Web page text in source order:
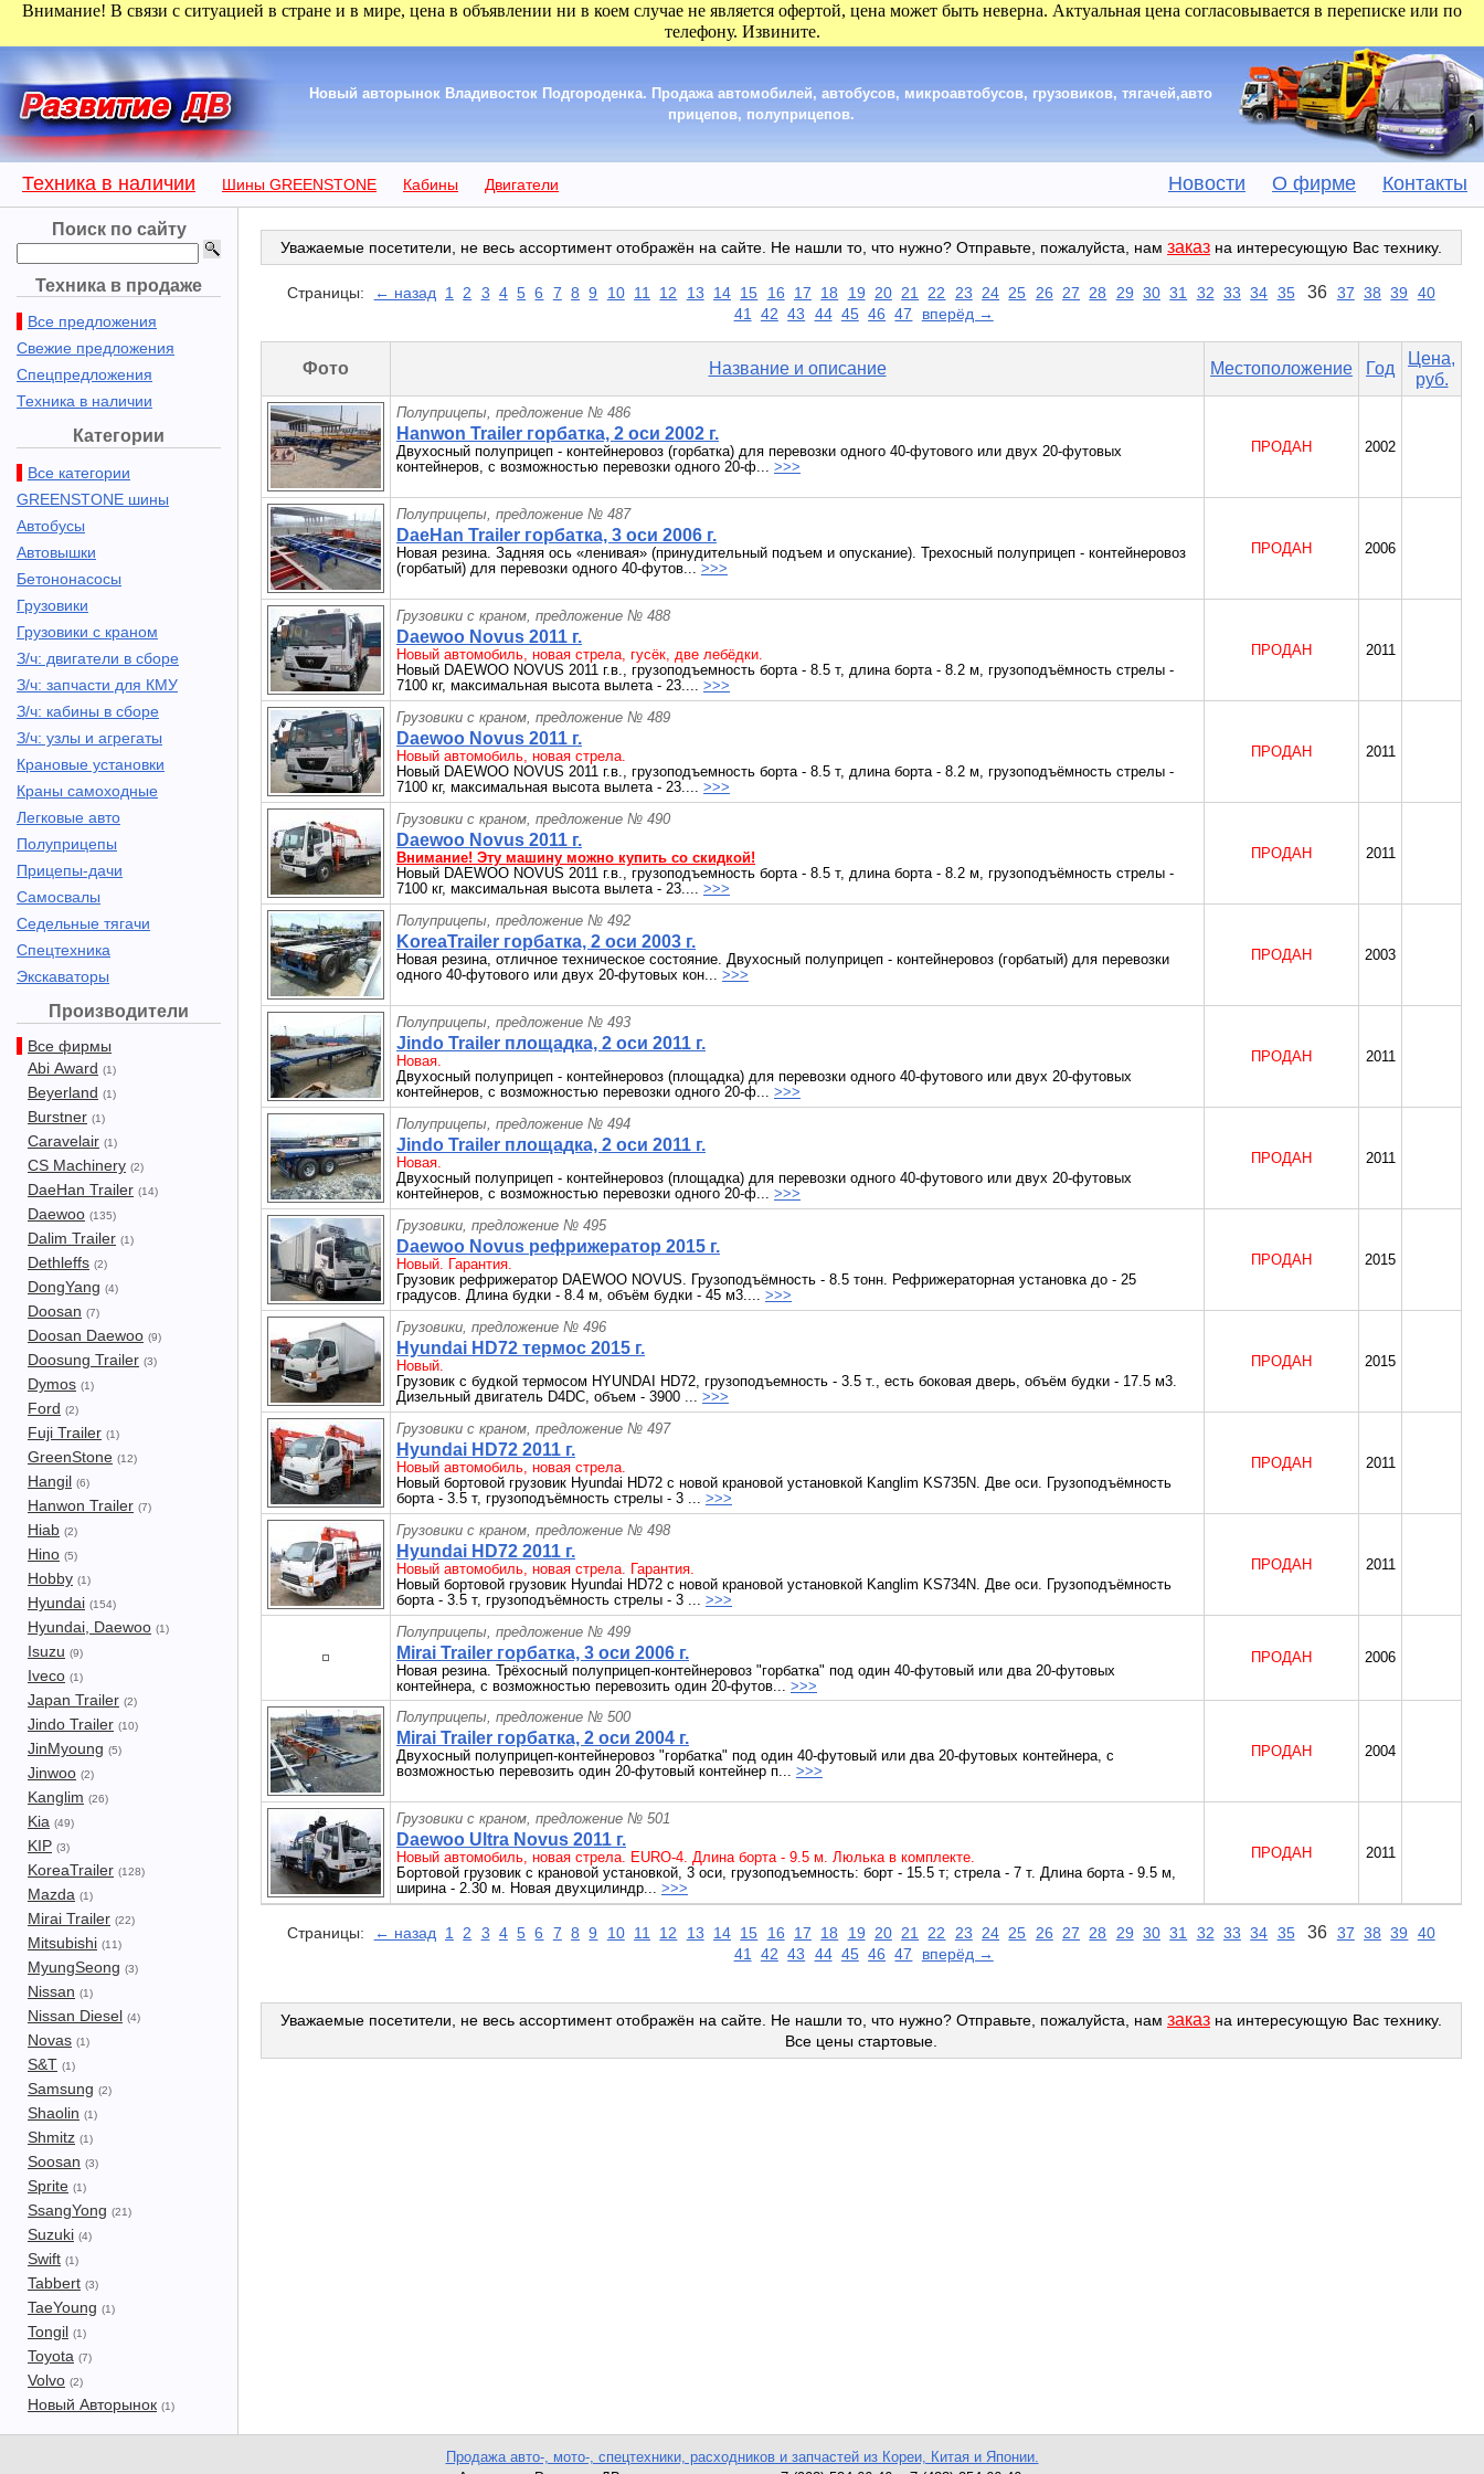
Внимание! В связи с ситуацией в стране и в мире, цена в объявлении ни в коем случае не является офертой, цена может быть неверна. Актуальная цена согласовывается в переписке или по
телефону. Извините.
Новый авторынок Владивосток Подгороденка. Продажа автомобилей, автобусов, микроавтобусов, грузовиков, тягачей,авто
прицепов, полуприцепов.
Техника в наличии Шины GREENSTONE Кабины Двигатели Новости О фирме Контакты
Поиск по сайту
Техника в продаже
Все предложения
Свежие предложения
Спецпредложения
Техника в наличии
Категории
Все категории
GREENSTONE шины
Автобусы
Автовышки
Бетононасосы
Грузовики
Грузовики с краном
З/ч: двигатели в сборе
З/ч: запчасти для КМУ
З/ч: кабины в сборе
З/ч: узлы и агрегаты
Крановые установки
Краны самоходные
Легковые авто
Полуприцепы
Прицепы-дачи
Самосвалы
Седельные тягачи
Спецтехника
Экскаваторы
Производители
Все фирмы
Abi Award (1)
Beyerland (1)
Burstner (1)
Caravelair (1)
CS Machinery (2)
DaeHan Trailer (14)
Daewoo (135)
Dalim Trailer (1)
Dethleffs (2)
DongYang (4)
Doosan (7)
Doosan Daewoo (9)
Doosung Trailer (3)
Dymos (1)
Ford (2)
Fuji Trailer (1)
GreenStone (12)
Hangil (6)
Hanwon Trailer (7)
Hiab (2)
Hino (5)
Hobby (1)
Hyundai (154)
Hyundai, Daewoo (1)
Isuzu (9)
Iveco (1)
Japan Trailer (2)
Jindo Trailer (10)
JinMyoung (5)
Jinwoo (2)
Kanglim (26)
Kia (49)
KIP (3)
KoreaTrailer (128)
Mazda (1)
Mirai Trailer (22)
Mitsubishi (11)
MyungSeong (3)
Nissan (1)
Nissan Diesel (4)
Novas (1)
S&T (1)
Samsung (2)
Shaolin (1)
Shmitz (1)
Soosan (3)
Sprite (1)
SsangYong (21)
Suzuki (4)
Swift (1)
Tabbert (3)
TaeYoung (1)
Tongil (1)
Toyota (7)
Volvo (2)
Новый Авторынок (1)
Уважаемые посетители, не весь ассортимент отображён на сайте. Не нашли то, что нужно? Отправьте, пожалуйста, нам заказ на интересующую Вас технику.
Страницы: ← назад 1 2 3 4 5 6 7 8 9 10 11 12 13 14 15 16 17 18 19 20 21 22 23 24 25 26 27 28 29 30 31 32 33 34 35 36 37 38 39
40
41
42 43 44 45 46 47 вперёд →
Фото Название и описание Местоположение Год
Цена,
руб.
Полуприцепы, предложение № 486
Hanwon Trailer горбатка, 2 оси 2002 г.
Двухосный полуприцеп - контейнеровоз (горбатка) для перевозки одного 40-футового или двух 20-футовых
контейнеров, с возможностью перевозки одного 20-ф... >>>
ПРОДАН 2002
Полуприцепы, предложение № 487
DaeHan Trailer горбатка, 3 оси 2006 г.
Новая резина. Задняя ось «ленивая» (принудительный подъем и опускание). Трехосный полуприцеп - контейнеровоз
(горбатый) для перевозки одного 40-футов... >>>
ПРОДАН 2006
Грузовики с краном, предложение № 488
Daewoo Novus 2011 г.
Новый автомобиль, новая стрела, гусёк, две лебёдки.
Новый DAEWOO NOVUS 2011 г.в., грузоподъемность борта - 8.5 т, длина борта - 8.2 м, грузоподъёмность стрелы -
7100 кг, максимальная высота вылета - 23.... >>>
ПРОДАН 2011
Грузовики с краном, предложение № 489
Daewoo Novus 2011 г.
Новый автомобиль, новая стрела.
Новый DAEWOO NOVUS 2011 г.в., грузоподъемность борта - 8.5 т, длина борта - 8.2 м, грузоподъёмность стрелы -
7100 кг, максимальная высота вылета - 23.... >>>
ПРОДАН 2011
Грузовики с краном, предложение № 490
Daewoo Novus 2011 г.
Внимание! Эту машину можно купить со скидкой!
Новый DAEWOO NOVUS 2011 г.в., грузоподъемность борта - 8.5 т, длина борта - 8.2 м, грузоподъёмность стрелы -
7100 кг, максимальная высота вылета - 23.... >>>
ПРОДАН 2011
Полуприцепы, предложение № 492
KoreaTrailer горбатка, 2 оси 2003 г.
Новая резина, отличное техническое состояние. Двухосный полуприцеп - контейнеровоз (горбатый) для перевозки
одного 40-футового или двух 20-футовых кон... >>>
ПРОДАН 2003
Полуприцепы, предложение № 493
Jindo Trailer площадка, 2 оси 2011 г.
Новая.
Двухосный полуприцеп - контейнеровоз (площадка) для перевозки одного 40-футового или двух 20-футовых
контейнеров, с возможностью перевозки одного 20-ф... >>>
ПРОДАН 2011
Полуприцепы, предложение № 494
Jindo Trailer площадка, 2 оси 2011 г.
Новая.
Двухосный полуприцеп - контейнеровоз (площадка) для перевозки одного 40-футового или двух 20-футовых
контейнеров, с возможностью перевозки одного 20-ф... >>>
ПРОДАН 2011
Грузовики, предложение № 495
Daewoo Novus рефрижератор 2015 г.
Новый. Гарантия.
Грузовик рефрижератор DAEWOO NOVUS. Грузоподъёмность - 8.5 тонн. Рефрижераторная установка до - 25
градусов. Длина будки - 8.4 м, объём будки - 45 м3.... >>>
ПРОДАН 2015
Грузовики, предложение № 496
Hyundai HD72 термос 2015 г.
Новый.
Грузовик с будкой термосом HYUNDAI HD72, грузоподъемность - 3.5 т., есть боковая дверь, объём будки - 17.5 м3.
Дизельный двигатель D4DC, объем - 3900 ... >>>
ПРОДАН 2015
Грузовики с краном, предложение № 497
Hyundai HD72 2011 г.
Новый автомобиль, новая стрела.
Новый бортовой грузовик Hyundai HD72 с новой крановой установкой Kanglim KS735N. Две оси. Грузоподъёмность
борта - 3.5 т, грузоподъёмность стрелы - 3 ... >>>
ПРОДАН 2011
Грузовики с краном, предложение № 498
Hyundai HD72 2011 г.
Новый автомобиль, новая стрела. Гарантия.
Новый бортовой грузовик Hyundai HD72 с новой крановой установкой Kanglim KS734N. Две оси. Грузоподъёмность
борта - 3.5 т, грузоподъёмность стрелы - 3 ... >>>
ПРОДАН 2011
Полуприцепы, предложение № 499
Mirai Trailer горбатка, 3 оси 2006 г.
Новая резина. Трёхосный полуприцеп-контейнеровоз "горбатка" под один 40-футовый или два 20-футовых
контейнера, с возможностью перевозить один 20-футов... >>>
ПРОДАН 2006
Полуприцепы, предложение № 500
Mirai Trailer горбатка, 2 оси 2004 г.
Двухосный полуприцеп-контейнеровоз "горбатка" под один 40-футовый или два 20-футовых контейнера, с
возможностью перевозить один 20-футовый контейнер п... >>>
ПРОДАН 2004
Грузовики с краном, предложение № 501
Daewoo Ultra Novus 2011 г.
Новый автомобиль, новая стрела. EURO-4. Длина борта - 9.5 м. Люлька в комплекте.
Бортовой грузовик с крановой установкой, 3 оси, грузоподъемность: борт - 15.5 т; стрела - 7 т. Длина борта - 9.5 м,
ширина - 2.30 м. Новая двухцилиндр... >>>
ПРОДАН 2011
Страницы: ← назад 1 2 3 4 5 6 7 8 9 10 11 12 13 14 15 16 17 18 19 20 21 22 23 24 25 26 27 28 29 30 31 32 33 34 35 36 37 38 39
40
41
42 43 44 45 46 47 вперёд →
Уважаемые посетители, не весь ассортимент отображён на сайте. Не нашли то, что нужно? Отправьте, пожалуйста, нам заказ на интересующую Вас технику.
Все цены стартовые.
Продажа авто-, мото-, спецтехники, расходников и запчастей из Кореи, Китая и Японии.